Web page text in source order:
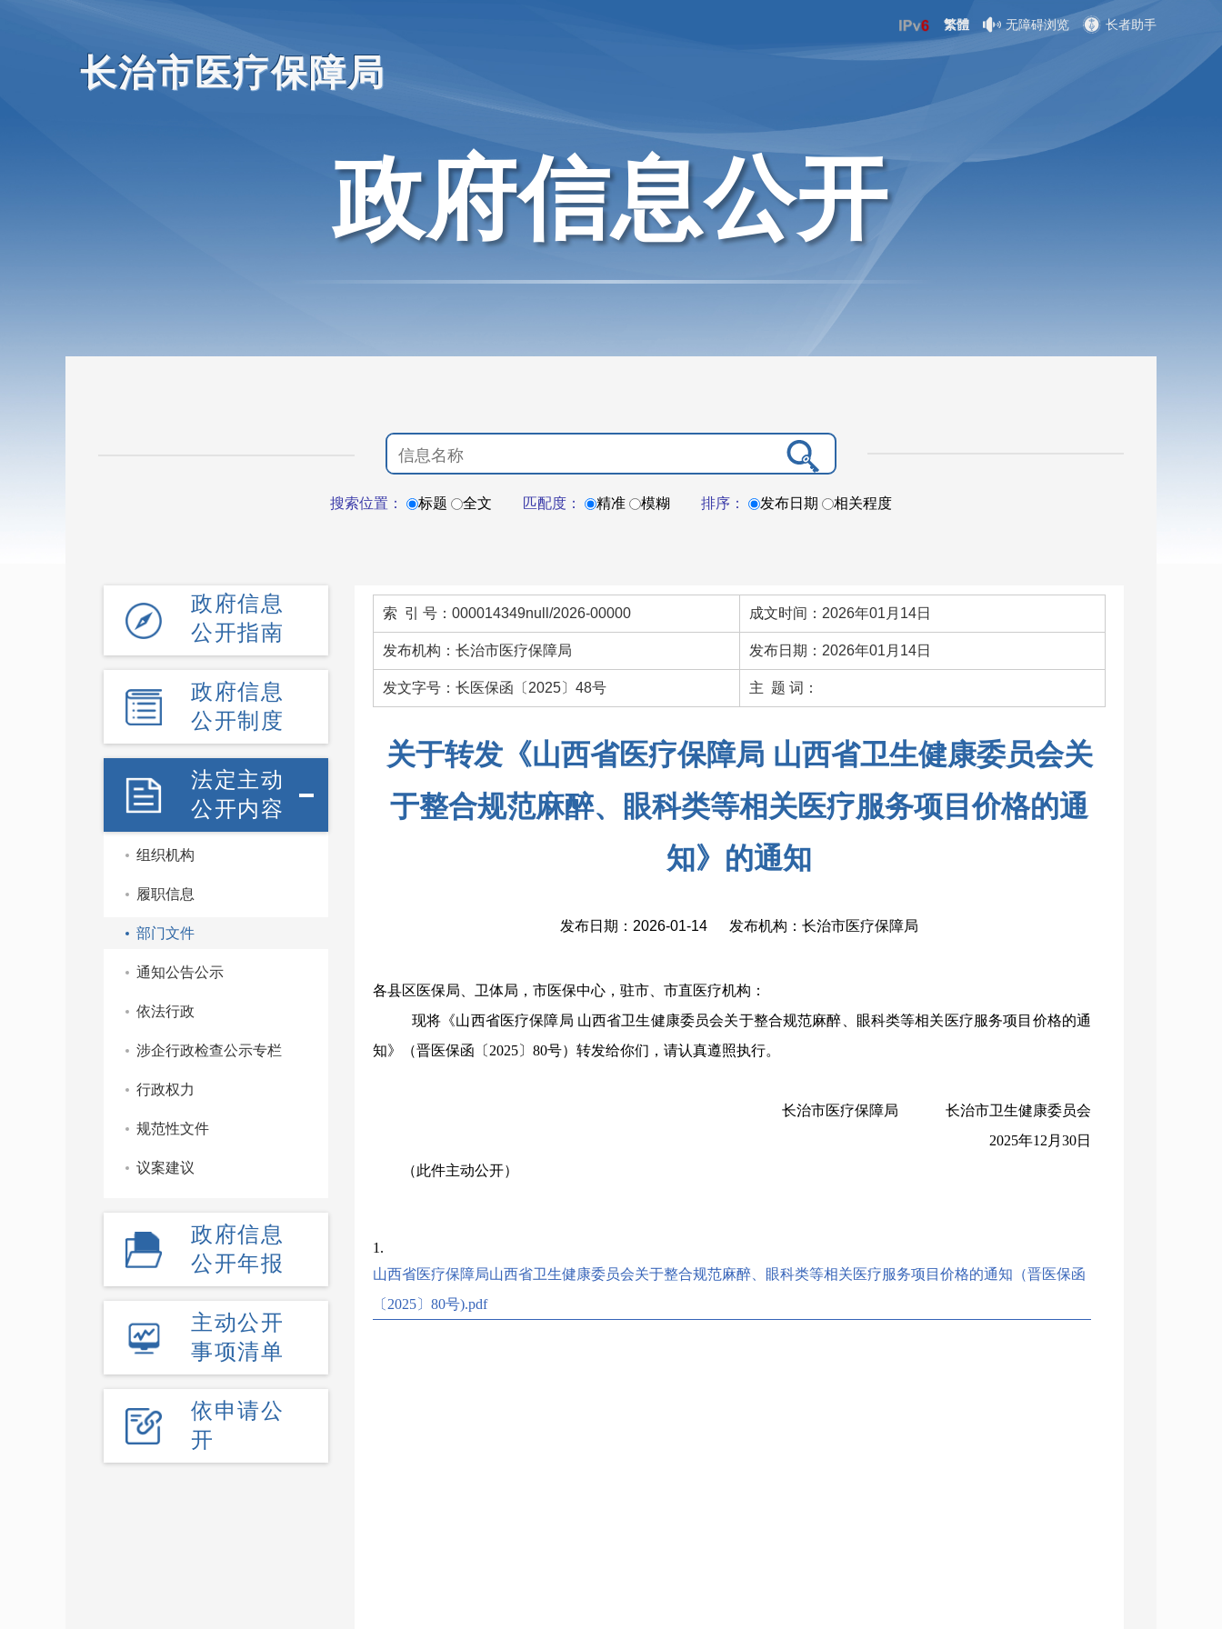
长治市医疗保障局
繁體 无障碍浏览 长者助手
政府信息公开
搜索位置： 标题 全文 匹配度： 精准 模糊 排序： 发布日期 相关程度
政府信息
公开指南
政府信息
公开制度
法定主动
公开内容
组织机构
履职信息
部门文件
通知公告公示
依法行政
涉企行政检查公示专栏
行政权力
规范性文件
议案建议
政府信息
公开年报
主动公开
事项清单
依申请公
开
索 引 号：000014349null/2026-00000 成文时间：2026年01月14日
发布机构：长治市医疗保障局 发布日期：2026年01月14日
发文字号：长医保函〔2025〕48号 主 题 词：
关于转发《山西省医疗保障局 山西省卫生健康委员会关
于整合规范麻醉、眼科类等相关医疗服务项目价格的通
知》的通知
发布日期：2026-01-14 发布机构：长治市医疗保障局
各县区医保局、卫体局，市医保中心，驻市、市直医疗机构 ：
现将《山西省医疗保障局 山西省卫生健康委员会关于整合规范麻醉、眼科类等相关医疗服务项目价格的通
知》（晋医保函〔 2025〕80号）转发给你们，请认真遵照执行。
长治市医疗保障局
长治市卫生健康委员会
2025年12月30日
（此件主动公开）
1.
山西省医疗保障局山西省卫生健康委员会关于整合规范麻醉、眼科类等相关医疗服务项目价格的通知（晋医保函
〔2025〕80号).pdf